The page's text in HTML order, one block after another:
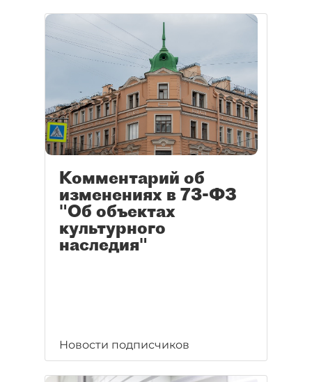
Комментарий об
изменениях в 73-ФЗ
"Об объектах
культурного
наследия"
Новости подписчиков